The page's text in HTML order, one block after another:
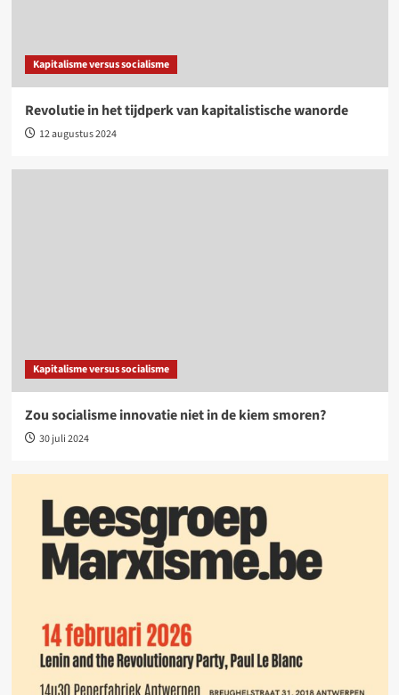
Kapitalisme versus socialisme
Revolutie in het tijdperk van kapitalistische wanorde
12 augustus 2024
Kapitalisme versus socialisme
Zou socialisme innovatie niet in de kiem smoren?
30 juli 2024